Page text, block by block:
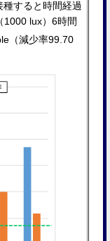
すると時間経過
1000 lux）6時間
（減少率99.70